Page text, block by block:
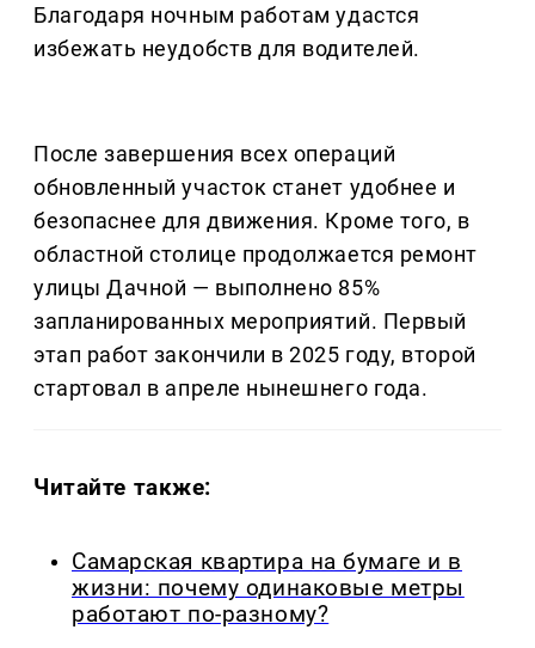
Благодаря ночным работам удастся
избежать неудобств для водителей.
После завершения всех операций
обновленный участок станет удобнее и
безопаснее для движения. Кроме того, в
областной столице продолжается ремонт
улицы Дачной — выполнено 85%
запланированных мероприятий. Первый
этап работ закончили в 2025 году, второй
стартовал в апреле нынешнего года.
Читайте также:
Самарская квартира на бумаге и в
жизни: почему одинаковые метры
работают по-разному?